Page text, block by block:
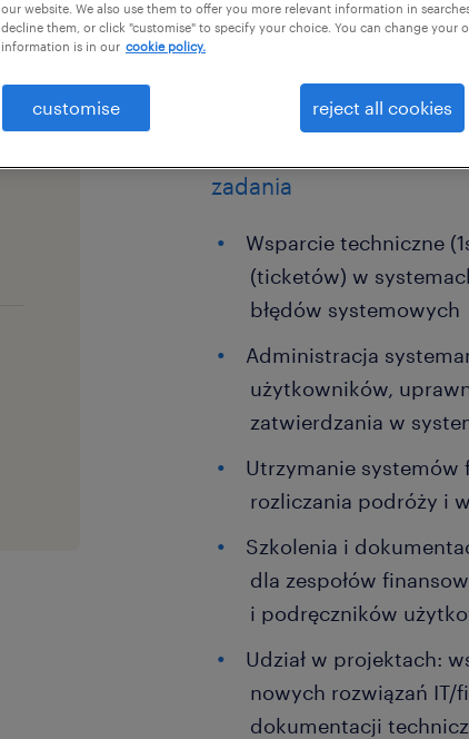
Masz podobne
biegle w j.angielskim?
Poznaniu! Nie zwlekaj -
zadania
Wsparcie techniczne
(ticketów) w
błędów systemowych
Administracja
użytkowników,
zatwierdzania w
Utrzymanie systemów
rozliczania podróży i
Szkolenia i
dla zespołów
i podręczników
Udział w projektach:
nowych rozwiązań IT/
dokumentacji
our website. We also use them to offer you more relevant information in
decline them, or click "customise" to specify your choice. You can change your
information is in our cookie policy.
customise reject all cookies